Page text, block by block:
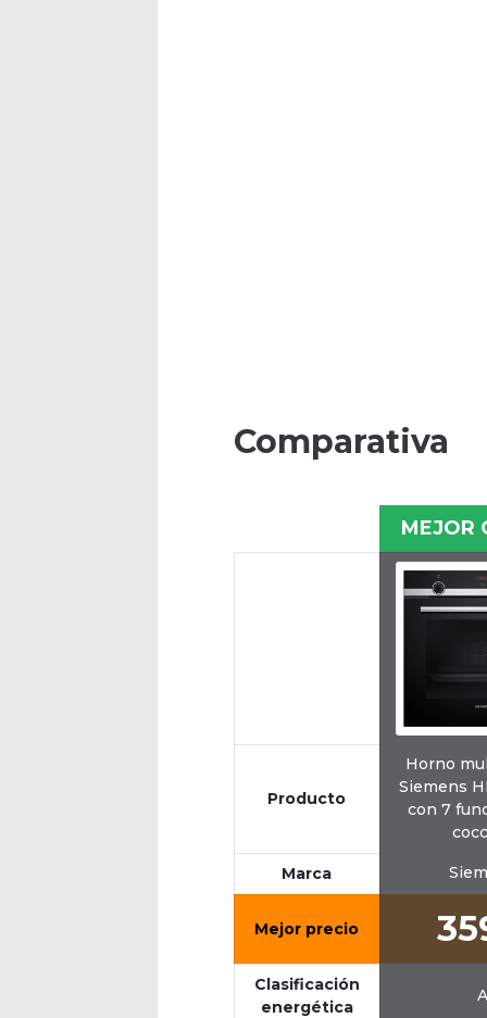
Comparativa
MEJOR
Producto
Horno
Siemens
con 7
Marca
Mejor precio
Clasificación
energética
A